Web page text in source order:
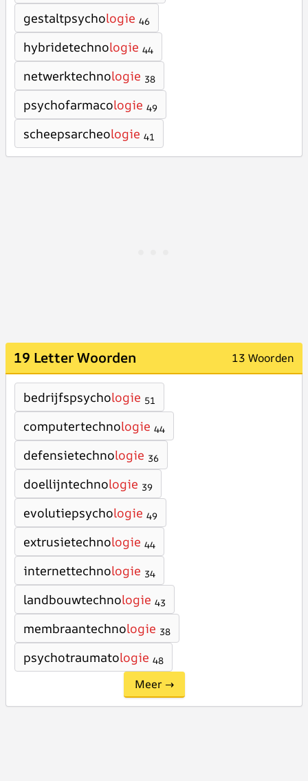
gestaltpsychologie 46
hybridetechnologie 44
netwerktechnologie 38
psychofarmacologie 49
scheepsarcheologie 41
19 Letter Woorden 13 Woorden
bedrijfspsychologie 51
computertechnologie 44
defensietechnologie 36
doellijntechnologie 39
evolutiepsychologie 49
extrusietechnologie 44
internettechnologie 34
landbouwtechnologie 43
membraantechnologie 38
psychotraumatologie 48
Meer →